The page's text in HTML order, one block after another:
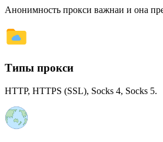
Анонимность прокси важнаи и она
Типы прокси
HTTP, HTTPS (SSL), Socks 4, Socks 5.